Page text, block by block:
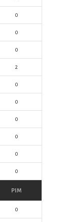
0
0
0
2
0
0
0
0
0
0
PIM
0